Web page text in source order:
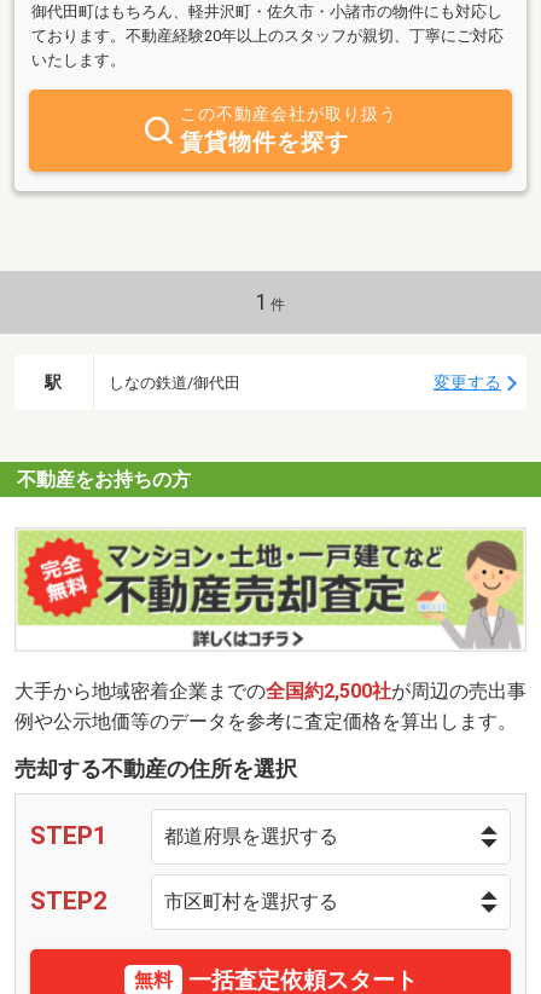
御代田町はもちろん、軽井沢町・佐久市・小諸市の物件にも対応し
ております。不動産経験20年以上のスタッフが親切、丁寧にご対応
いたします。
この不動産会社が取り扱う
賃貸物件を探す
1 件
駅 しなの鉄道/御代田 変更する
不動産をお持ちの方
大手から地域密着企業までの全国約2,500社が周辺の売出事
例や公示地価等のデータを参考に査定価格を算出します。
売却する不動産の住所を選択
STEP1
STEP2
無料 一括査定依頼スタート